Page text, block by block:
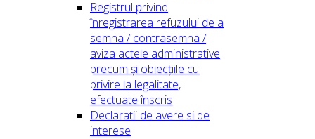
Registrul privind
înregistrarea refuzului de a
semna / contrasemna /
aviza actele administrative
precum și obiecțiile cu
privire la legalitate,
efectuate înscris
Declaratii de avere si de
interese